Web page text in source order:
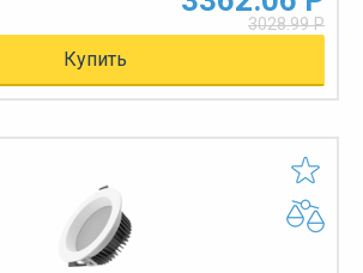
3028.99 Р
Купить